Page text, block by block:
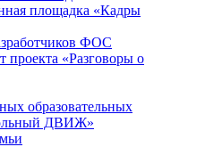
площадка «Кадры
ФОС
проекта «Разговоры о
образовательных
ДВИЖ»